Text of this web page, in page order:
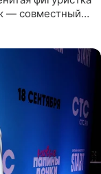
— совместный